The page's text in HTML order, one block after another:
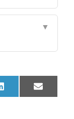
▼
LinkedInEmail